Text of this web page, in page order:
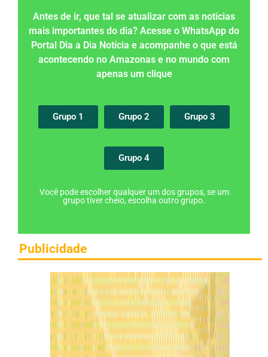
Antes de ir, que tal se atualizar com as notícias
mais importantes do dia? Acesse o WhatsApp do
Portal Dia a Dia Notícia e acompanhe o que está
acontecendo no Amazonas e no mundo com
apenas um clique
Grupo 1 Grupo 2 Grupo 3
Grupo 4
Você pode escolher qualquer um dos grupos, se um
grupo tiver cheio, escolha outro grupo.
Publicidade